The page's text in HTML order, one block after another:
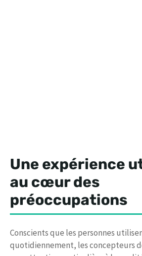
Une expérience
au cœur des
préoccupations
Conscients que les personnes
quotidiennement, les concepteurs